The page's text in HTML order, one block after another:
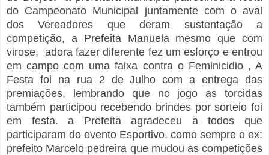
do Campeonato Municipal juntamente com o aval
dos Vereadores que deram sustentação a
competição, a Prefeita Manuela mesmo que com
virose, adora fazer diferente fez um esforço e entrou
em campo com uma faixa contra o Feminicidio , A
Festa foi na rua 2 de Julho com a entrega das
premiações, lembrando que no jogo as torcidas
também participou recebendo brindes por sorteio foi
em festa. a Prefeita agradeceu a todos que
participaram do evento Esportivo, como sempre o ex;
prefeito Marcelo pedreira que mudou as competições